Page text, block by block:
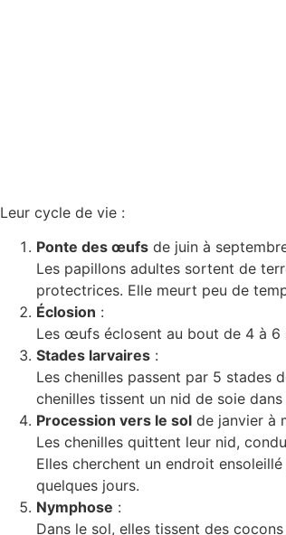
Leur cycle de vie :
Ponte des œufs de juin à
Les papillons adultes sortent de
protectrices. Elle meurt peu de
Éclosion :
Les œufs éclosent au bout de 4 à 6
Stades larvaires :
Les chenilles passent par 5 stades
chenilles tissent un nid de soie
Procession vers le sol de janvier à
Les chenilles quittent leur nid,
Elles cherchent un endroit
quelques jours.
Nymphose :
Dans le sol, elles tissent des